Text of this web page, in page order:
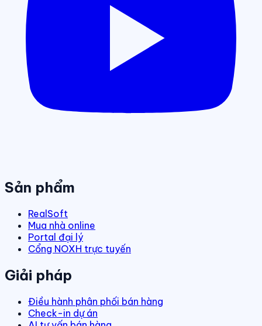
Sản phẩm
RealSoft
Mua nhà online
Portal đại lý
Cổng NOXH trực tuyến
Giải pháp
Điều hành phân phối bán hàng
Check-in dự án